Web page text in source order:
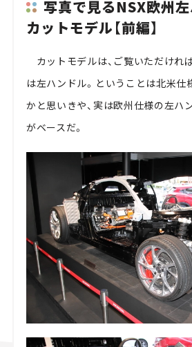
写真で見るNSX欧州
カットモデル【前編】
カットモデルは、ご覧いただけれ
は左ハンドル。ということは北米仕
かと思いきや、実は欧州仕様の左ハ
がベースだ。